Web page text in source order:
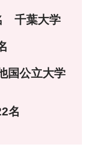
千葉大学
国公立大学
名